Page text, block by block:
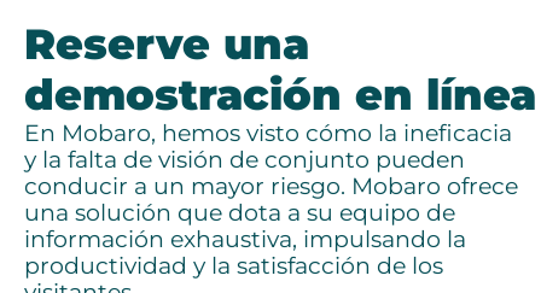
Reserve una
demostración en línea
En Mobaro, hemos visto cómo la ineficacia
y la falta de visión de conjunto pueden
conducir a un mayor riesgo. Mobaro ofrece
una solución que dota a su equipo de
información exhaustiva, impulsando la
productividad y la satisfacción de los